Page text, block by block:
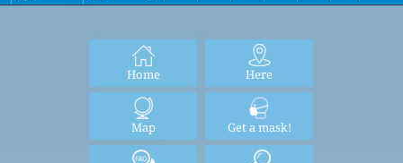
Home Here
Map Get a mask!